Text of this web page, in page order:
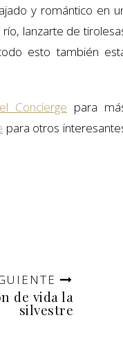
y romántico en
lanzarte de
esto también
Concierge para
para otros
de vida la
silvestre